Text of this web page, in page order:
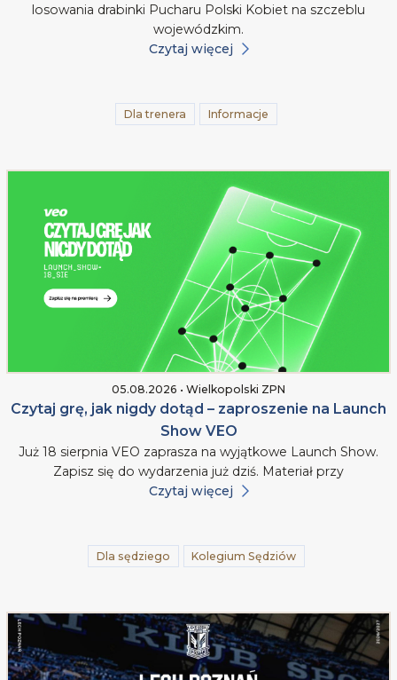
losowania drabinki Pucharu Polski Kobiet na szczeblu
wojewódzkim.
Czytaj więcej
Dla trenera Informacje
05.08.2026 • Wielkopolski ZPN
Czytaj grę, jak nigdy dotąd – zaproszenie na Launch
Show VEO
Już 18 sierpnia VEO zaprasza na wyjątkowe Launch Show.
Zapisz się do wydarzenia już dziś. Materiał przy
Czytaj więcej
Dla sędziego Kolegium Sędziów